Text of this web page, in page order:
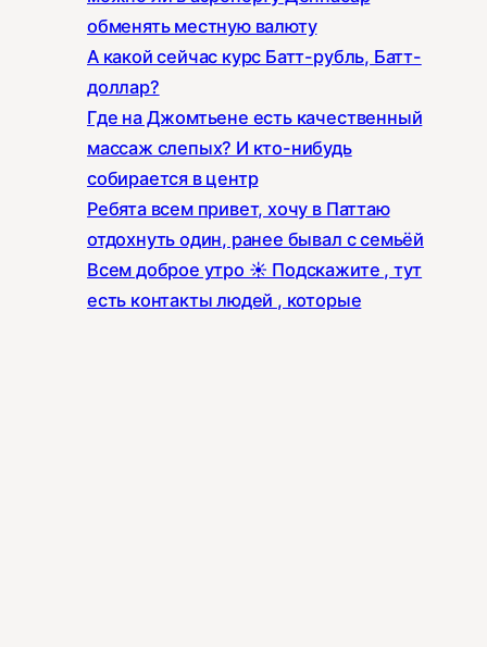
обменять местную валюту
А какой сейчас курс Батт-рубль, Батт-
доллар?
Где на Джомтьене есть качественный
массаж слепых? И кто-нибудь
собирается в центр
Ребята всем привет, хочу в Паттаю
отдохнуть один, ранее бывал с семьёй
Всем доброе утро ☀️ Подскажите , тут
есть контакты людей , которые